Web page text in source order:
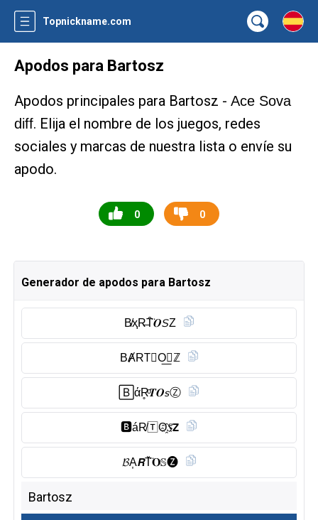
Topnickname.com
Apodos para Bartosz
Apodos principales para Bartosz - Ace Sova
diff. Elija el nombre de los juegos, redes
sociales y marcas de nuestra lista o envíe su
apodo.
0 0
Generador de apodos para Bartosz
B̸ҳR̶T̑̈𝑶𝘚Z
BȺRT⃠O͟𝔖ℤ
🄱άR̥ͦ𝑻𝑶𝘴Ⓩ︎
🅱︎áR̸🅃O҈𝑆𝗭
𝓑A͎𝙍T̆̈𝐎𝕊🅩